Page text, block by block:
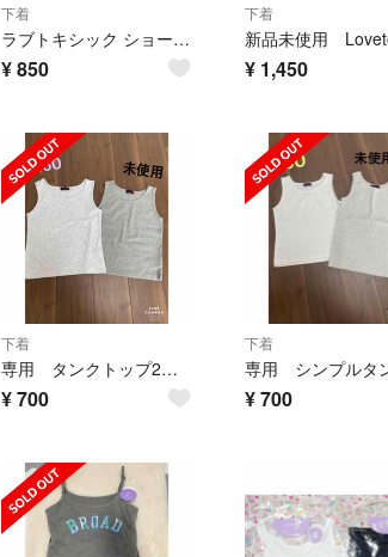
下着
ラブトキシック ショーツ 下着 2枚組 140
¥850
下着
¥ 1,450
下着
専用 タンクトップ2枚 160
¥700
下着
¥700